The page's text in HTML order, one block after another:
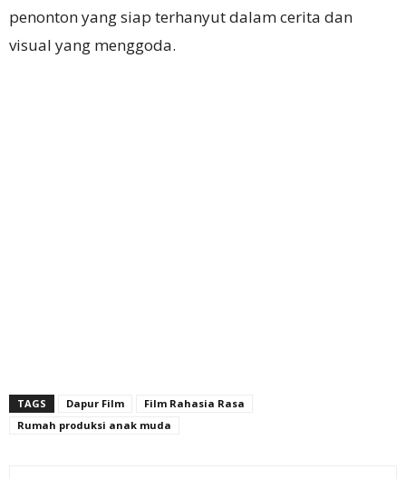
penonton yang siap terhanyut dalam cerita dan
visual yang menggoda.
TAGS Dapur Film
Film Rahasia Rasa
Rumah produksi anak muda